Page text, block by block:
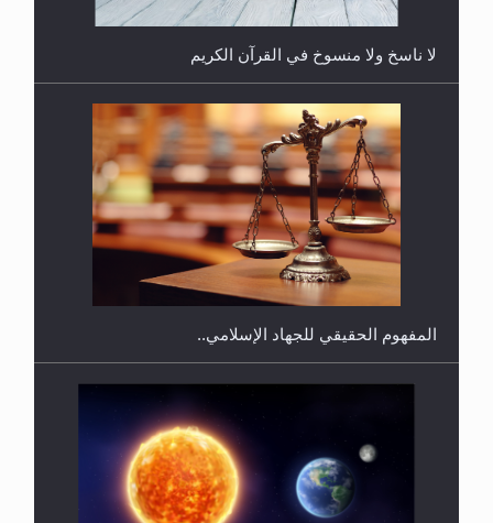
هل يجوز فتح مشروع كوافير نسائي للمحجبات وغير
المحجبات؟
لا ناسخ ولا منسوخ في القرآن الكريم
المفهوم الحقيقي للجهاد الإسلامي..